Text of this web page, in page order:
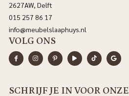
2627AW, Delft
015 257 86 17
info@meubelslaaphuys.nl
VOLG ONS
SCHRIJF JE IN VOOR ONZE